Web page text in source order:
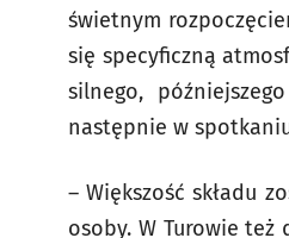
świetnym
się specyficzną
silnego,
następnie w
– Większość składu
osoby. W Turowie